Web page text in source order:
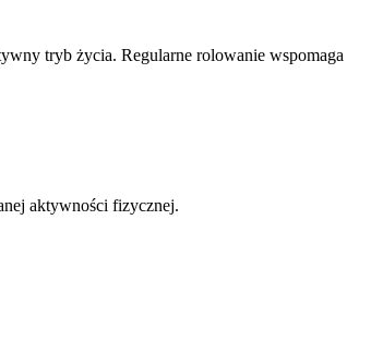
tryb życia. Regularne rolowanie wspomaga
aktywności fizycznej.